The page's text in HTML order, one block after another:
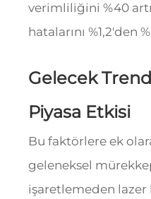
verimliliğini %40
hatalarını %1,2'den
Gelecek
Piyasa Etkisi
Bu faktörlere ek
geleneksel
işaretlemeden lazer